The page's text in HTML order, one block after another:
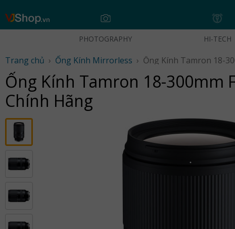
Skip
PHOTOGRAPHY HI-TECH
Trang chủ › Ống Kính Mirrorless ›
Ống Kính Tamron 18-300mm
Chính Hãng